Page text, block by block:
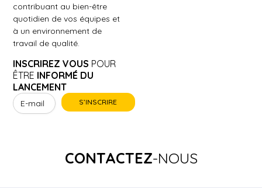
contribuant au bien-être
quotidien de vos équipes et
à un environnement de
travail de qualité.
INSCRIREZ VOUS POUR
ÊTRE INFORMÉ DU
LANCEMENT
CONTACTEZ-NOUS